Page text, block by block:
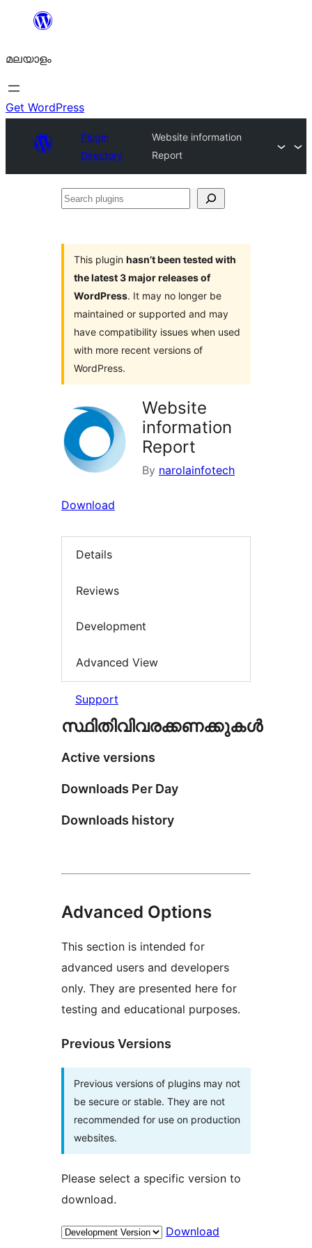
ഉള്ളടക്കത്തിലേക്ക്
മലയാളം
Get WordPress
Plugin
Directory
Website information
Report
Search
This plugin hasn’t been tested with
the latest 3 major releases of
WordPress. It may no longer be
maintained or supported and may
have compatibility issues when used
with more recent versions of
WordPress.
Website
information
Report
By narolainfotech
Download
Details
Reviews
Development
Advanced View
Support
സ്ഥിതിവിവരക്കണക്കുകള്‍
Active versions
Downloads Per Day
Downloads history
Advanced Options
This section is intended for
advanced users and developers
only. They are presented here for
testing and educational purposes.
Previous Versions
Previous versions of plugins may not
be secure or stable. They are not
recommended for use on production
websites.
Please select a specific version to
download.
Download